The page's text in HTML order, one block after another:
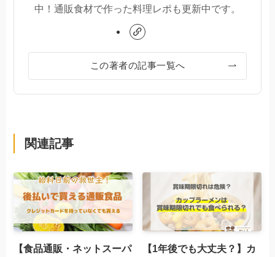
中！通販食材で作った料理レポも更新中です。
この著者の記事一覧へ
関連記事
【食品通販・ネットスーパ
【1年後でも大丈夫？】カ